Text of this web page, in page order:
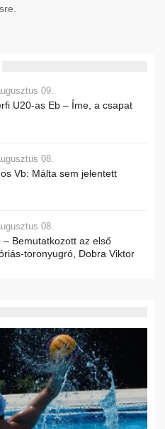
09.
U20-as Eb – Íme, a csapat
08.
Vb: Málta sem jelentett
08.
– Bemutatkozott az első
toronyugró, Dobra Viktor